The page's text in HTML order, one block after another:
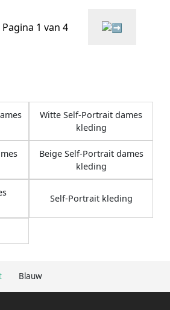
Blauw
Pagina 1 van 4
Witte Self-Portrait dames
kleding
Beige Self-Portrait dames
kleding
Self-Portrait kleding